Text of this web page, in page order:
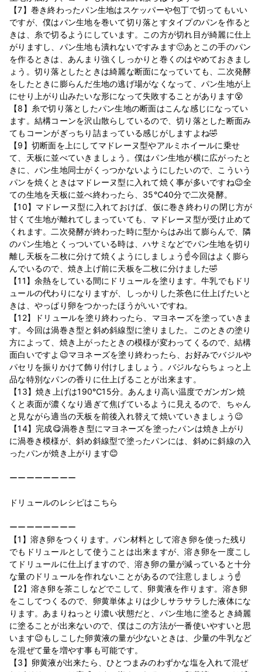
【7】巻き終わったパン生地はスケッパーや包丁で切ってもいい
ですが、僕はパン生地を巻いて切り落とすタイプのパンを作ると
きは、糸で切るようにしています。この方が切れ目が綺麗に仕上
がりますし、パン生地も潰れないですみます🙂あとこの手のパン
を作るときは、あんまり強くしっかりと巻くのはやめておきまし
ょう。切り落としたときは綺麗な断面になっていても、二次発酵
をしたときに膨らんだ生地の逃げ場がなくなって、パン生地が上
にせり上がり山みたいな形になって失敗することがあります😵
【8】糸で切り落としたパン生地の断面はこんな感じになってい
ます。結構コーンを沢山散らしているので、切り落とした断面み
てもコーンがぎっちり詰まっている感じがしますよね🤣
【9】切断面を上にしてマドレーヌ型やアルミホイールに乗せ
て、天板に並べていきましょう。僕はパン生地が横に広がったと
きに、パン生地同士がくっつかないようにしたいので、こういう
パンを焼くときはマドレーヌ型に入れて焼く事が多いですね😉全
ての生地を天板に並べ終わったら、35℃40分で二次発酵。
【10】マドレーヌ型に入れておけば、仮に巻き終わりの閉じ方が
甘くて生地が離れてしまっていても、マドレーヌ型が受け止めて
くれます。二次発酵が終わった時に型からはみ出て膨らんで、隣
のパン生地とくっついている時は、ハサミなどでパン生地を切り
離し天板を二枚に分けて焼くようにしましょう☝今回はよく膨ら
んでいるので、焼き上げ前に天板を二枚に分けました🤣
【11】余熱をしている間にドリュールを塗ります。牛乳でもドリ
ュールの代わりになりますが、しっかりした茶色に仕上げたいと
きは、やっぱり卵をつかったほうがいいですね。
【12】ドリュールを塗り終わったら、マヨネーズを塗っていきま
す。今回は渦巻き型と斜め斜線型に塗りました。このときの塗り
方によって、焼き上がったときの模様が変わってくるので、結構
面白いですよ😉マヨネーズを塗り終わったら、お好みでバジルや
パセリを振りかけて飾り付けしましょう。バジルならちょっと上
品な特別なパンの香りに仕上げることが出来ます。
【13】焼き上げは190℃15分。あんまり高い温度でガンガン焼
くと表面が濃くなり過ぎて焦げているように見えるので、ちゃん
と見ながら適当の天板を前後入れ替えて焼いていきましょう😉
【14】完成😋渦巻き型にマヨネーズを塗ったパンは焼き上がり
に渦巻き模様が、斜め斜線型で塗ったパンには、斜めに斜線の入
ったパンが焼き上がります😊
ーーーーーーーー
ドリュールのレシピはこちら
ーーーーーーーー
【1】溶き卵をつくります。パン材料として溶き卵を使った残り
でもドリュールとして使うことは出来ますが、溶き卵を一度こし
てドリュールに仕上げますので、溶き卵の量が減っていると十分
な量のドリュールを作れないことがあるので注意しましょう☝
【2】溶き卵を茶こしなどでこして、卵黄液を作ります。溶き卵
をこしてつくるので、卵黄単体よりは少しサラサラした液体にな
ります。あまりねっとり濃い状態だと、パン生地に塗るとき綺麗
に塗ることが出来ないので、僕はこの方法が一番使いやすいと思
います😉もしこした卵黄液の量が少ないときは、少量の牛乳など
を混ぜて量を増やす事も可能です。
【3】卵黄液が出来たら、ひとつまみのわずかな塩を入れて混ぜ